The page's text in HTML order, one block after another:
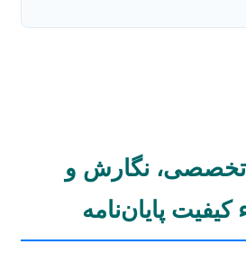
نگارش و
کیفیت پایان‌نامه